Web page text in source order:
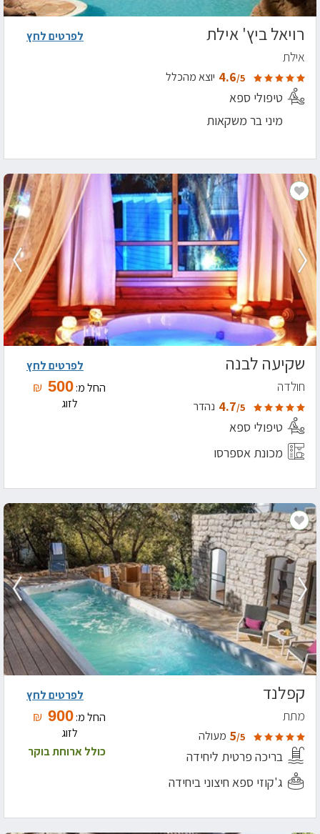
רויאל ביץ' אילת
אילת
4.6/5 יוצא מהכלל
טיפולי ספא
מיני בר משקאות
לפרטים לחץ
שקיעה לבנה
חולדה
4.7/5 נהדר
טיפולי ספא
מכונת אספרסו
החל מ:500
₪
לזוג
לפרטים לחץ
קפלנד
מתת
5/5 מעולה
בריכה פרטית ליחידה
ג'קוזי ספא חיצוני ביחידה
החל מ:900
₪
לזוג
כולל ארוחת בוקר
לפרטים לחץ